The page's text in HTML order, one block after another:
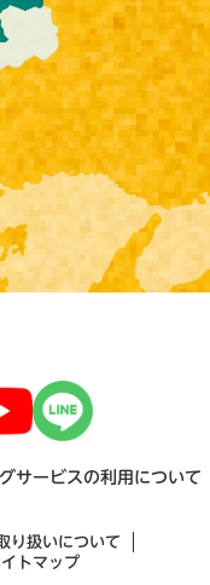
サービスの利用について
り扱いについて
トマップ